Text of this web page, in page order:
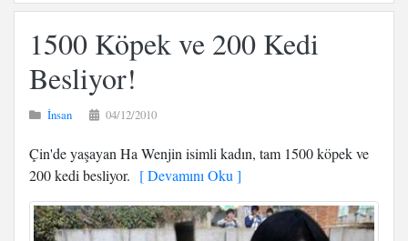
1500 Köpek ve 200 Kedi
Besliyor!
İnsan 04/12/2010
Çin'de yaşayan Ha Wenjin isimli kadın, tam 1500 köpek ve
200 kedi besliyor. [ Devamını Oku ]